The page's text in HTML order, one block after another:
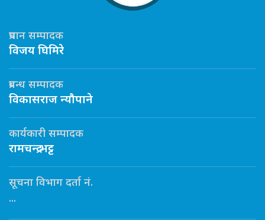
प्रधान सम्पादक
विजय घिमिरे
प्रबन्ध सम्पादक
विकासराज न्यौपाने
कार्यकारी सम्पादक
रामचन्द्र भट्ट
सूचना विभाग दर्ता नं.
...